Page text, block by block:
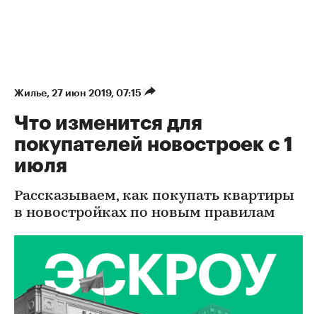
Жилье⁠, 27 июн 2019, 07:15
Что изменится для
покупателей новостроек с 1
июля
Рассказываем, как покупать квартиры
в новостройках по новым правилам